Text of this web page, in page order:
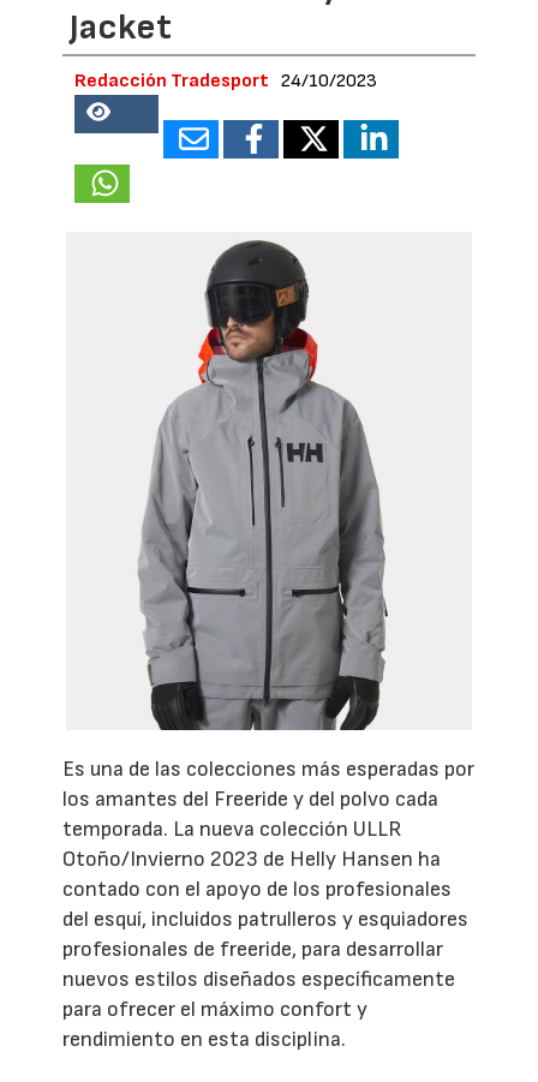
Jacket
Redacción Tradesport 24/10/2023
68979
Es una de las colecciones más esperadas por
los amantes del Freeride y del polvo cada
temporada. La nueva colección ULLR
Otoño/Invierno 2023 de Helly Hansen ha
contado con el apoyo de los profesionales
del esquí, incluidos patrulleros y esquiadores
profesionales de freeride, para desarrollar
nuevos estilos diseñados específicamente
para ofrecer el máximo confort y
rendimiento en esta disciplina.